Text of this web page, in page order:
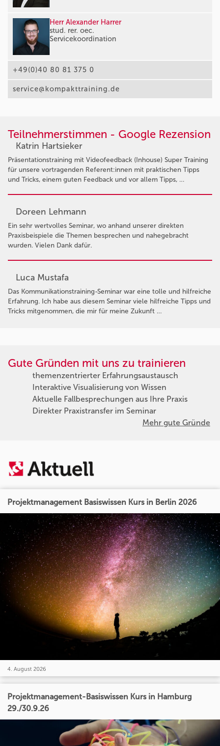
Herr Alexander Harrer
stud. rer. oec.
Servicekoordination
+49(0)40 80 81 375 0
service@kompakttraining.de
Teilnehmerstimmen - Google Rezension
Katrin Hartsieker
Präsentationstraining mit Videofeedback (Inhouse) Super Training
für unsere vortragenden Referent:innen mit praktischen Tipps
und Tricks, einem guten Feedback und vor allem Tipps, …
Doreen Lehmann
Ein sehr wertvolles Seminar, wo anhand unserer direkten
Praxisbeispiele die Themen besprechen und nahegebracht
wurden. Vielen Dank dafür.
Luca Mustafa
Das Kommunikationstraining-Seminar war eine tolle und hilfreiche
Erfahrung. Ich habe aus diesem Seminar viele hilfreiche Tipps und
Tricks mitgenommen, die mir für meine Zukunft …
Gute Gründen mit uns zu trainieren
themenzentrierter Erfahrungsaustausch
Interaktive Visualisierung von Wissen
Aktuelle Fallbesprechungen aus Ihre Praxis
Direkter Praxistransfer im Seminar
Mehr gute Gründe
Projektmanagement Basiswissen Kurs in Berlin 2026
4. August 2026
Projektmanagement-Basiswissen Kurs in Hamburg
29./30.9.26